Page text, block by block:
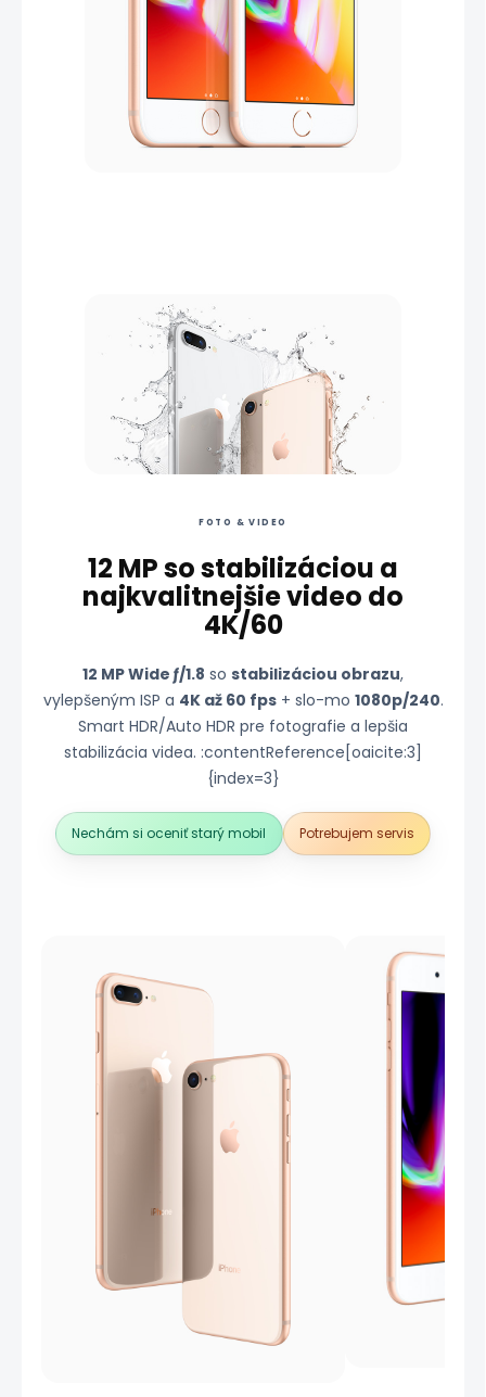
FOTO & VIDEO
12 MP so stabilizáciou a
najkvalitnejšie video do
4K/60
12 MP Wide ƒ/1.8 so stabilizáciou obrazu,
vylepšeným ISP a 4K až 60 fps+ slo-mo 1080p/240.
Smart HDR/Auto HDR pre fotografie a lepšia
stabilizácia videa. :contentReference[oaicite:3]
{index=3}
Nechám si oceniť starý mobil Potrebujem servis